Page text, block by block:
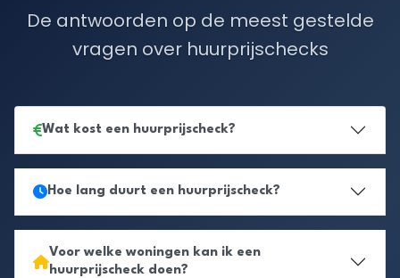
De antwoorden op de meest gestelde
vragen over huurprijschecks
Wat kost een huurprijscheck?
Hoe lang duurt een huurprijscheck?
Voor welke woningen kan ik een
huurprijscheck doen?